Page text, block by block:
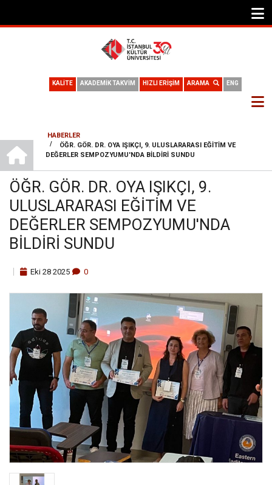
ENG
ARAMA
HIZLI ERİŞİM
AKADEMİK TAKVİM
KALİTE
SAYFA
YOLU
HABERLER
/
ÖĞR. GÖR. DR. OYA IŞIKÇI, 9. ULUSLARARASI EĞITIM VE
DEĞERLER SEMPOZYUMU'NDA BILDIRI SUNDU
ÖĞR. GÖR. DR. OYA IŞIKÇI, 9.
ULUSLARARASI EĞITIM VE
DEĞERLER SEMPOZYUMU'NDA
BILDIRI SUNDU
Eki 28 2025 0